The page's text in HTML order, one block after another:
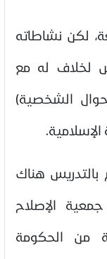
الجامعة، لكن نشاطاته
لخلاف له مع
الشخصية)
سنة 1963م وقام بالتدريس هناك
الإصلاح
من الحكومة